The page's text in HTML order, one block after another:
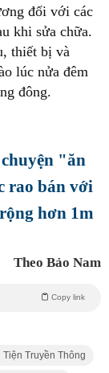
đối với các
khi sửa chữa.
thiết bị và
lúc nửa đêm
đông.
"ăn
rao bán với
hơn 1m
Theo Bảo Nam
Copy link
Truyền Thông